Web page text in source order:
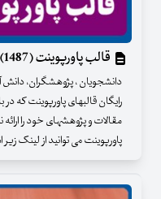
قالب پاورپوینت (1487)
دانشجویان ، پژوهشگران، دانش
رایگان قالبهای پاورپوینت که
مقالات و پژوهشهای خود را ارائه
پاورپوینت می توانید از لینک زیر